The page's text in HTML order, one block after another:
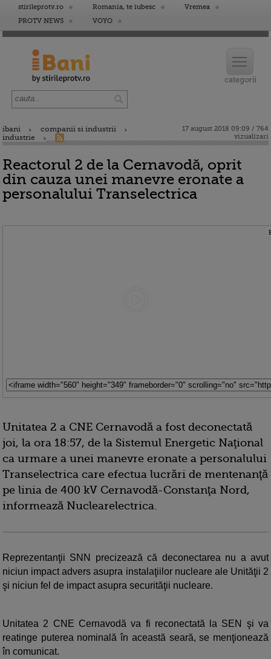
stirileprotv.ro Romania, te iubesc
Vremea
PROTV NEWS
VOYO
ibani
companii si industrii
industrie
17 august 2018 09:09 / 764
vizualizari
Reactorul 2 de la Cernavodă, oprit
din cauza unei manevre eronate a
personalului Transelectrica
Unitatea 2 a CNE Cernavodă a fost deconectată
joi, la ora 18:57, de la Sistemul Energetic Naţional
ca urmare a unei manevre eronate a personalului
Transelectrica care efectua lucrări de mentenanţă
pe linia de 400 kV Cernavodă-Constanţa Nord,
informează Nuclearelectrica.
Reprezentanţii SNN precizează că deconectarea nu a avut
niciun impact advers asupra instalaţiilor nucleare ale Unităţii 2
şi niciun fel de impact asupra securităţii nucleare.
Unitatea 2 CNE Cernavodă va fi reconectată la SEN şi va
reatinge puterea nominală în această seară, se menţionează
în comunicat.